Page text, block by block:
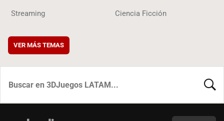
Streaming Ciencia Ficción
VER MÁS TEMAS